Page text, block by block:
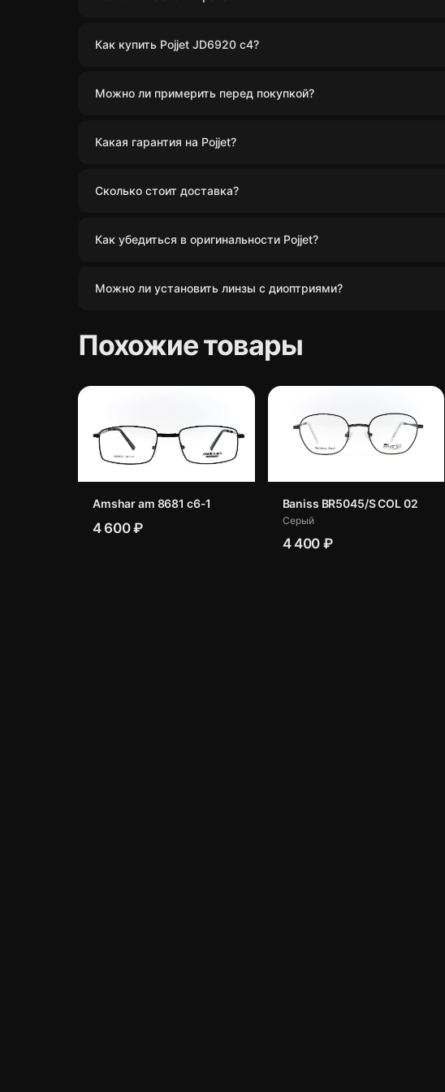
Как купить Pojjet JD6920 c4?
Можно ли примерить перед покупкой?
Какая гарантия на Pojjet?
Сколько стоит доставка?
Как убедиться в оригинальности Pojjet?
Можно ли установить линзы с диоптриями?
Похожие товары
Amshar am 8681 c6-1
4 600 ₽
Baniss BR5045/S COL 02
Серый
4 400 ₽